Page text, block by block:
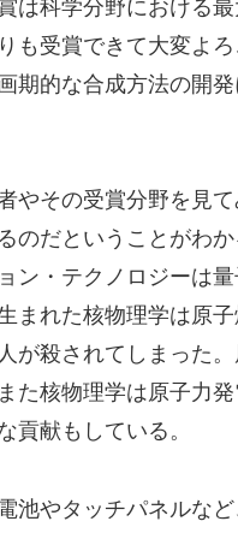
は科学分野における
も受賞できて大変よ
期的な合成方法の開発
やその受賞分野を見
のだということがわ
ン・テクノロジーは
まれた核物理学は原
が殺されてしまった
た核物理学は原子力
貢献もしている。
池やタッチパネルな